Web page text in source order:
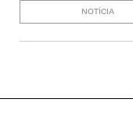
NOTÍCIA